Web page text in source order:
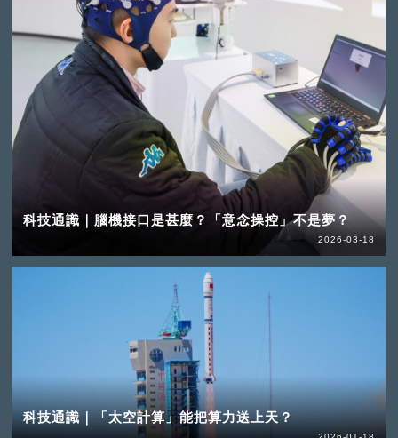
科技通識｜腦機接口是甚麼？「意念操控」不是夢？
2026-03-18
科技通識｜「太空計算」能把算力送上天？